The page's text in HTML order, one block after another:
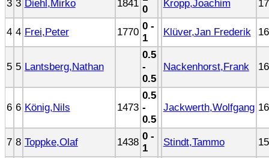
3 3 Diehl,Mirko 1841
0
Kropp,Joachim
4 4 Frei,Peter 1770
0 -
1
Klüver,Jan Frederik
5 5 Lantsberg,Nathan
0.5
-
0.5
Nackenhorst,Frank
6 6 König,Nils 1473
0.5
-
0.5
Jackwerth,Wolfgang
7 8 Toppke,Olaf 1438
0 -
1
Stindt,Tammo